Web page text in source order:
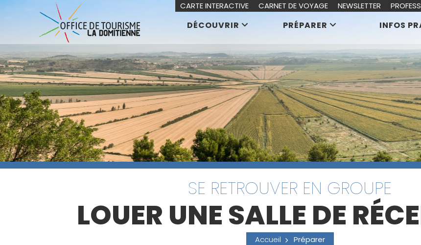
SE RETROUVER EN GROUPE
LOUER UNE SALLE DE
Accueil Préparer
DÉCOUVRIR PRÉPARER INFOS
CARTE INTERACTIVE CARNET DE VOYAGE NEWSLETTER